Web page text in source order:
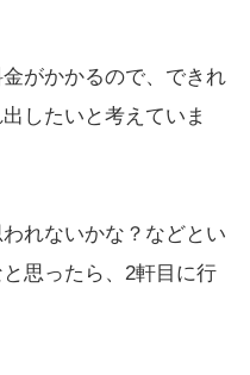
がかかるので、できれ
したいと考えていま
れないかな？などとい
思ったら、2軒目に行